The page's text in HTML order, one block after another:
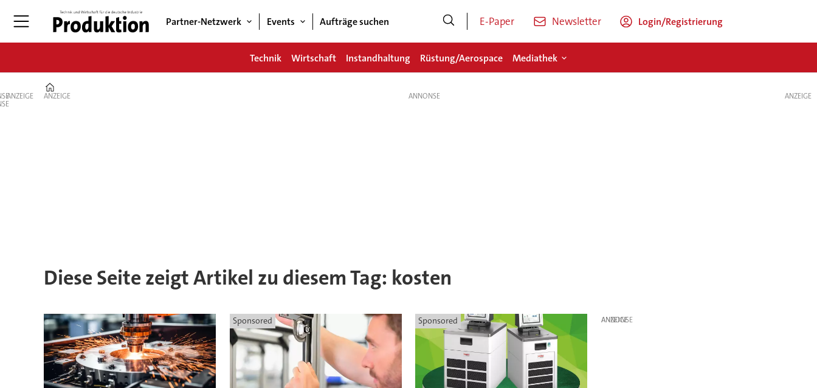
Partner-Netzwerk Events Aufträge suchen E-Paper Newsletter Login/Registrierung
Technik Wirtschaft Instandhaltung Rüstung/Aerospace Mediathek
ANZEIGE ANZEIGE
Diese Seite zeigt Artikel zu diesem Tag: kosten
Sponsored Sponsored ANZEIGE
ANZEIGE